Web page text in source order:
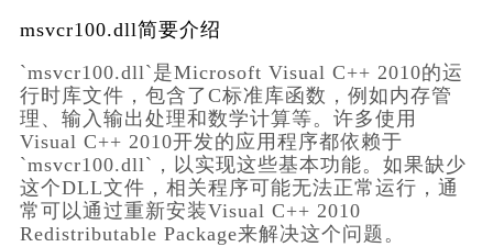
msvcr100.dll简要介绍
`msvcr100.dll`是Microsoft Visual C++ 2010的运
行时库文件，包含了C标准库函数，例如内存管
理、输入输出处理和数学计算等。许多使用
Visual C++ 2010开发的应用程序都依赖于
`msvcr100.dll`，以实现这些基本功能。如果缺少
这个DLL文件，相关程序可能无法正常运行，通
常可以通过重新安装Visual C++ 2010
Redistributable Package来解决这个问题。